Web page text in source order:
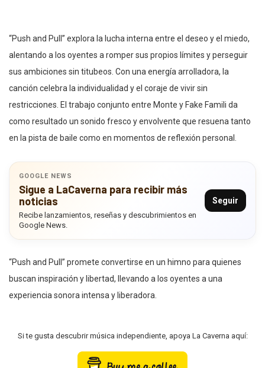
“Push and Pull” explora la lucha interna entre el deseo y el miedo,
alentando a los oyentes a romper sus propios límites y perseguir
sus ambiciones sin titubeos. Con una energía arrolladora, la
canción celebra la individualidad y el coraje de vivir sin
restricciones. El trabajo conjunto entre Monte y Fake Famili da
como resultado un sonido fresco y envolvente que resuena tanto
en la pista de baile como en momentos de reflexión personal.
GOOGLE NEWS
Sigue a LaCaverna para recibir más
noticias
Recibe lanzamientos, reseñas y descubrimientos en
Google News.
Seguir
“Push and Pull” promete convertirse en un himno para quienes
buscan inspiración y libertad, llevando a los oyentes a una
experiencia sonora intensa y liberadora.
Si te gusta descubrir música independiente, apoya La Caverna aquí: